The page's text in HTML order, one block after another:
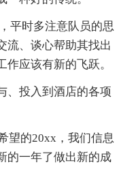
平时多注意队员的思
流、谈心帮助其找出
应该有新的飞跃。
、投入到酒店的各项
望的20xx，我们信息
的一年了做出新的成